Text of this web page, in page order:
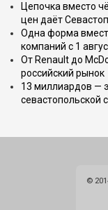
Цепочка вместо
цен даёт
Одна форма
компаний с 1
От Renault до
российский рынок
13 миллиардов —
севастопольской
©